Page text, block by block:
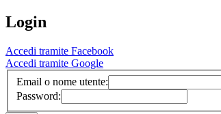
Login
Accedi tramite Facebook
Accedi tramite Google
Email o nome utente:
Password: